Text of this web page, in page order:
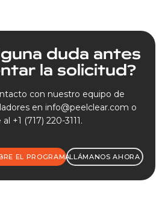
duda antes
la solicitud?
con nuestro equipo de
en info@peelclear.com o
al +1 (717) 220-3111 .
EL PROGRAMALLÁMANOS AHORA